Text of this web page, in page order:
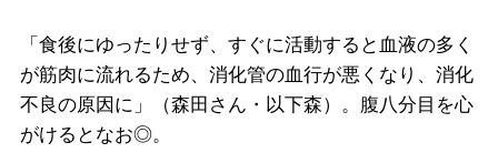
「食後にゆったりせず、すぐに活動すると血液の多く
が筋肉に流れるため、消化管の血行が悪くなり、消化
不良の原因に」（森田さん・以下森）。腹八分目を心
がけるとなお◎。